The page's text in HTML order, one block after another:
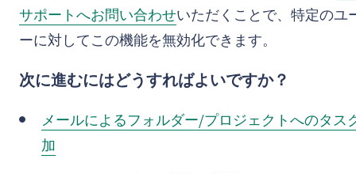
サポートへお問い合わせいただくことで、特定のユ
ーに対してこの機能を無効化できます。
次に進むにはどうすればよいですか？
メールによるフォルダー/プロジェクトへのタス
加